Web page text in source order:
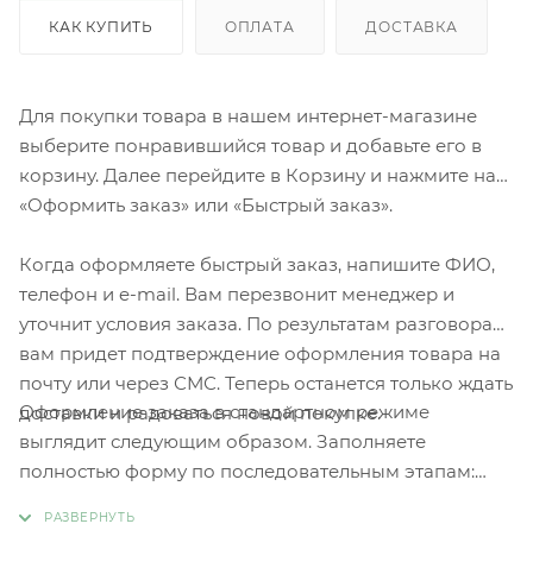
КАК КУПИТЬ ОПЛАТА ДОСТАВКА
Для покупки товара в нашем интернет-магазине
выберите понравившийся товар и добавьте его в
корзину. Далее перейдите в Корзину и нажмите на
«Оформить заказ» или «Быстрый заказ».
Когда оформляете быстрый заказ, напишите ФИО,
телефон и e-mail. Вам перезвонит менеджер и
уточнит условия заказа. По результатам разговора
вам придет подтверждение оформления товара на
почту или через СМС. Теперь останется только ждать
доставки и радоваться новой покупке.
Оформление заказа в стандартном режиме
выглядит следующим образом. Заполняете
полностью форму по последовательным этапам: